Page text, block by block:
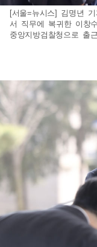
[서울=뉴시스] 김명년
서 직무에 복귀한 이창
중앙지방검찰청으로 출